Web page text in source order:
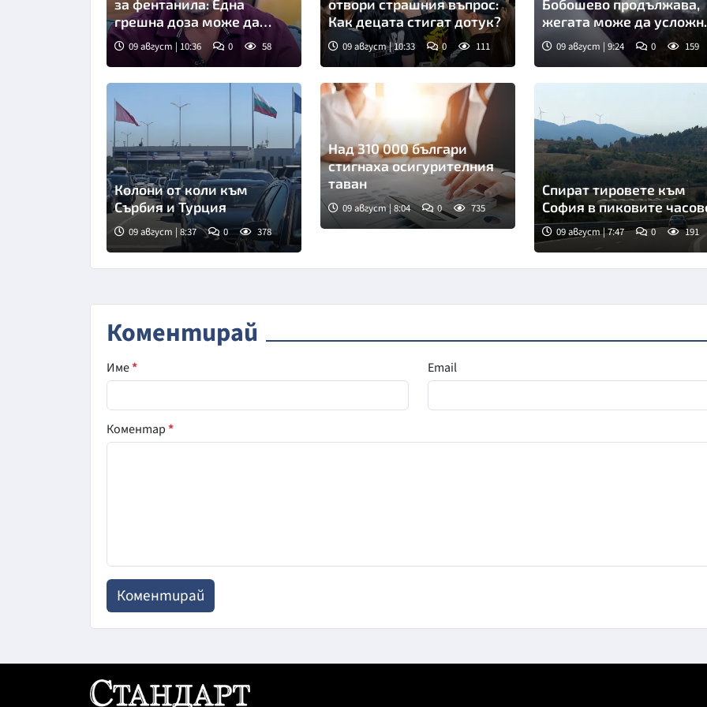
Снимка: бТВ
за фентанила: Една
грешна доза може да
убие!
09 август | 10:36 0 58
Снимка: БТА
отвори страшния въпрос:
Как децата стигат дотук?
09 август | 10:33 0 111
Снимка: Нова телевизия
Бобошево продължава,
жегата може да
всичко
09 август | 9:24 0 159
Снимка: БНТ
Колони от коли към
Сърбия и Турция
09 август | 8:37 0 378
Над 310 000 българи
стигнаха осигурителния
таван
09 август | 8:04 0 735
Снимка: БТА
Спират тировете към
София в пиковите
09 август | 7:47 0 191
Коментирай
Име* Email
Коментар*